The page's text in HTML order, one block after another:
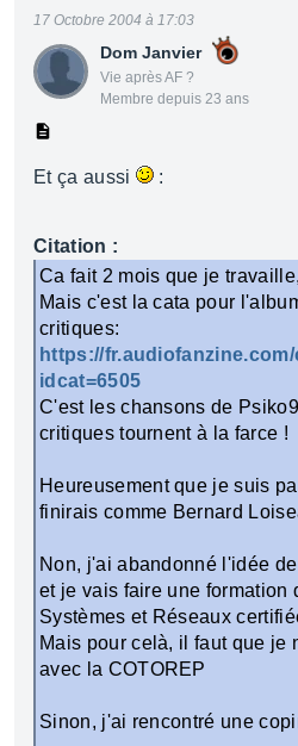
Dom Janvier
Vie après AF ?
Membre depuis 23 ans
17 Octobre 2004 à 17:03
Et ça aussi :
Citation :
Ca fait 2 mois que je
Mais c'est la cata pour
critiques:
https://
idcat=6505
C'est les chansons de
critiques tournent à la farce !
Heureusement que je suis
finirais comme Bernard
Non, j'ai abandonné l'idée
et je vais faire une formation
Systèmes et Réseaux
Mais pour celà, il faut que je
avec la COTOREP
Sinon, j'ai rencontré une